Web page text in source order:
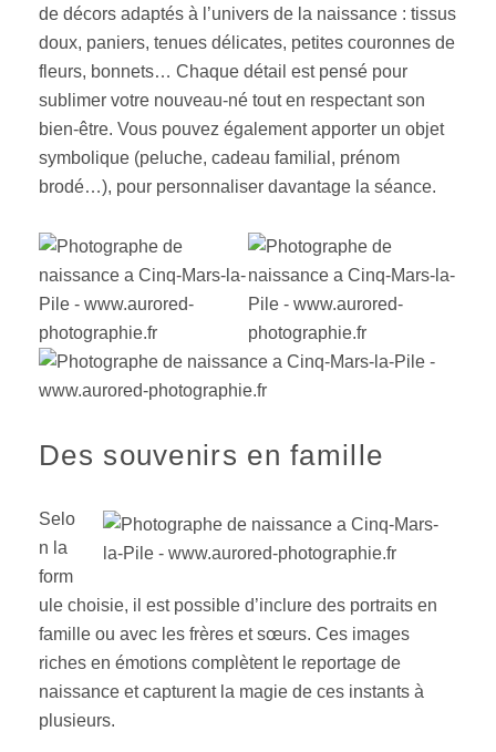
de décors adaptés à l’univers de la naissance : tissus
doux, paniers, tenues délicates, petites couronnes de
fleurs, bonnets… Chaque détail est pensé pour
sublimer votre nouveau-né tout en respectant son
bien-être. Vous pouvez également apporter un objet
symbolique (peluche, cadeau familial, prénom
brodé…), pour personnaliser davantage la séance.
Des souvenirs en famille
Selo
n la
form
ule choisie, il est possible d’inclure des portraits en
famille ou avec les frères et sœurs. Ces images
riches en émotions complètent le reportage de
naissance et capturent la magie de ces instants à
plusieurs.